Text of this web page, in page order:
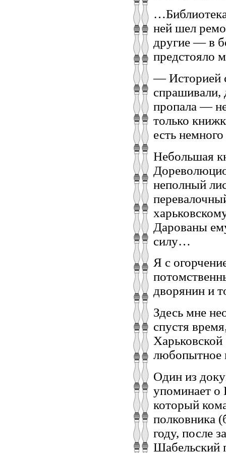
ней шел
другие — в
предстояло
— Историей
спрашивали,
пропала —
только
есть
Небольшая
неполный
Дарованы
силу…
Я с
дворянин и
Здесь мне
спустя
Харьковской
любопытное
Один из
упоминает о
который
полковника
году, после
Шабельский